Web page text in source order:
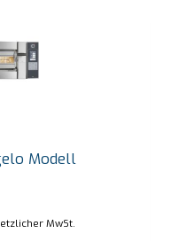
Modell
MwSt.